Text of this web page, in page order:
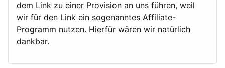
dem Link zu einer Provision an uns führen, weil
wir für den Link ein sogenanntes Affiliate-
Programm nutzen. Hierfür wären wir natürlich
dankbar.